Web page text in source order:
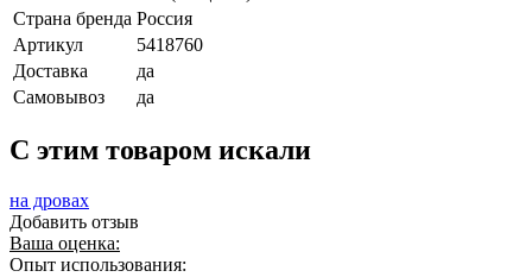
Страна бренда Россия
Артикул
5418760
Доставка
да
Самовывоз
да
C этим товаром искали
на дровах
Добавить отзыв
Ваша оценка:
Опыт использования: